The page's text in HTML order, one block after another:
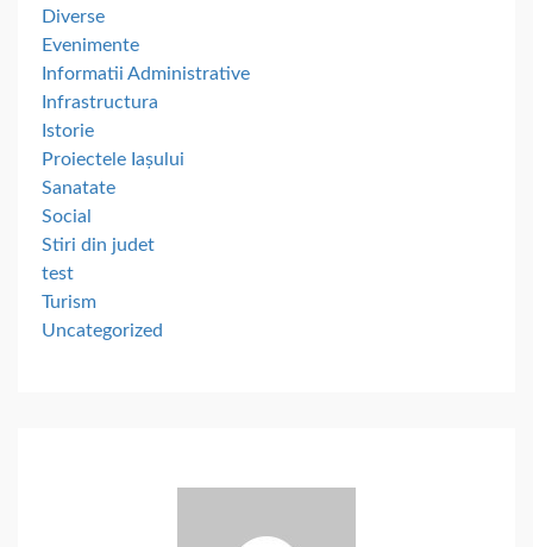
Diverse
Evenimente
Informatii Administrative
Infrastructura
Istorie
Proiectele Iașului
Sanatate
Social
Stiri din judet
test
Turism
Uncategorized